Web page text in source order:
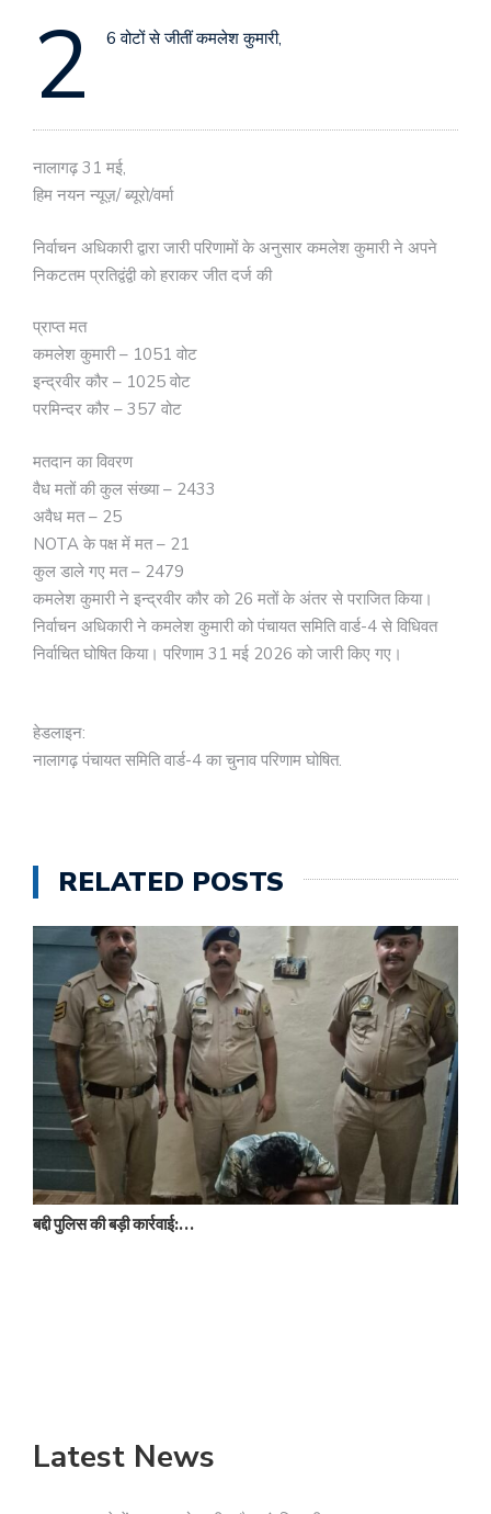
2 6 वोटों से जीतीं कमलेश कुमारी,
नालागढ़ 31 मई,
हिम नयन न्यूज़/ ब्यूरो/वर्मा
निर्वाचन अधिकारी द्वारा जारी परिणामों के अनुसार कमलेश कुमारी ने अपने
निकटतम प्रतिद्वंद्वी को हराकर जीत दर्ज की
प्राप्त मत
कमलेश कुमारी – 1051 वोट
इन्द्रवीर कौर – 1025 वोट
परमिन्दर कौर – 357 वोट
मतदान का विवरण
वैध मतों की कुल संख्या – 2433
अवैध मत – 25
NOTA के पक्ष में मत – 21
कुल डाले गए मत – 2479
कमलेश कुमारी ने इन्द्रवीर कौर को 26 मतों के अंतर से पराजित किया।
निर्वाचन अधिकारी ने कमलेश कुमारी को पंचायत समिति वार्ड-4 से विधिवत
निर्वाचित घोषित किया। परिणाम 31 मई 2026 को जारी किए गए।
हेडलाइन:
नालागढ़ पंचायत समिति वार्ड-4 का चुनाव परिणाम घोषित.
RELATED POSTS
बद्दी पुलिस की बड़ी कार्रवाई:…
Latest News